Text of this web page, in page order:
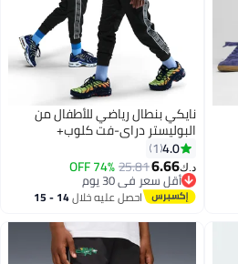
3
نايكي بنطال رياضي للأطفال من
البوليستر دراي-فت كلوب+
4.0
1
د.ك‏6.66
25.81
74% OFF
أقل سعر في 30 يوم
أقل سعر في 30 يوماحصل عليه خلال 14 - 15